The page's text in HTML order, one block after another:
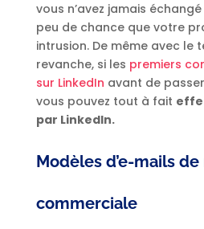
vous n’avez jamais échangé
peu de chance que votre
intrusion. De même avec le
revanche, si les premiers
sur LinkedIn avant de
vous pouvez tout à fait
par LinkedIn.
Modèles d’e-mails
commerciale